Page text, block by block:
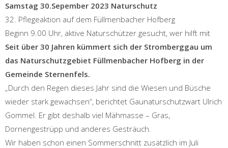
Samstag 30.Sepember 2023 Naturschutz
32. Pflegeaktion auf dem Füllmenbacher Hofberg
Beginn 9.00 Uhr, aktive Naturschützer gesucht, wer hilft mit
Seit über 30 Jahren kümmert sich der Stromberggau um
das Naturschutzgebiet Füllmenbacher Hofberg in der
Gemeinde Sternenfels.
„Durch den Regen dieses Jahr sind die Wiesen und Büsche
wieder stark gewachsen“, berichtet Gaunaturschutzwart Ulrich
Gommel. Er gibt deshalb viel Mähmasse – Gras,
Dornengestrüpp und anderes Gesträuch.
Wir haben schon einen Sommerschnitt zusätzlich im Juli